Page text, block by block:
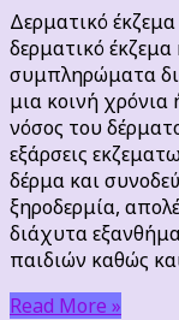
Δερματικό
δερματικό
συμπληρώματα
μια κοινή
νόσος του
εξάρσεις
δέρμα και
ξηροδερμία,
διάχυτα
παιδιών καθώς
Read More »